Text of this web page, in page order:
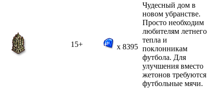
15+ x 8395
Чудесный дом в
новом убранстве.
Просто необходим
любителям летнего
тепла и
поклонникам
футбола. Для
улучшения вместо
жетонов требуются
футбольные мячи.